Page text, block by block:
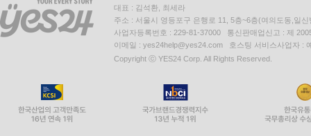
대표 : 김석환, 최세라
주소 : 서울시 영등포구 은행로 11, 5층~6층(여의도동,일신
사업자등록번호 : 229-81-37000 통신판매업신고 : 제
이메일 : yes24help@yes24.com 호스팅 서비스사업자 :
Copyright ⓒ YES24 Corp. All Rights Reserved.